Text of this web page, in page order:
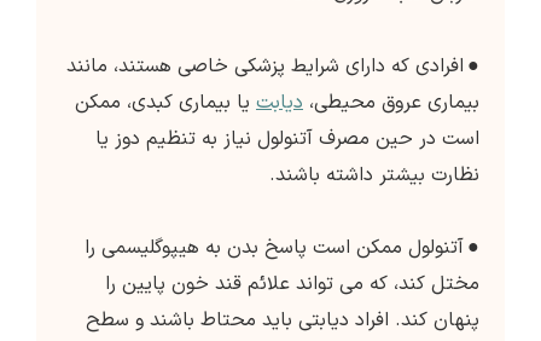
● افرادی که دارای شرایط پزشکی خاصی هستند، مانند
بیماری عروق محیطی، دیابت یا بیماری کبدی، ممکن
است در حین مصرف آتنولول نیاز به تنظیم دوز یا
نظارت بیشتر داشته باشند.
●آتنولول ممکن است پاسخ بدن به هیپوگلیسمی را
مختل کند، که می تواند علائم قند خون پایین را
پنهان کند. افراد دیابتی باید محتاط باشند و سطح